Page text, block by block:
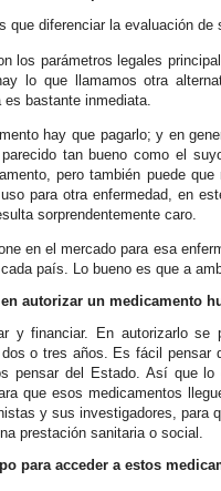
que diferenciar la evaluación
los parámetros legales
lo que llamamos otra
bastante inmediata.
hay que pagarlo; y en
tan bueno como el
pero también puede
para otra enfermedad, en
sorprendentemente caro.
en el mercado para esa
país. Lo bueno es que a
autorizar un medicamento
y financiar. En autorizarlo
o tres años. Es fácil
pensar del Estado. Así que
que esos medicamentos
y sus investigadores,
prestación sanitaria o social.
para acceder a estos